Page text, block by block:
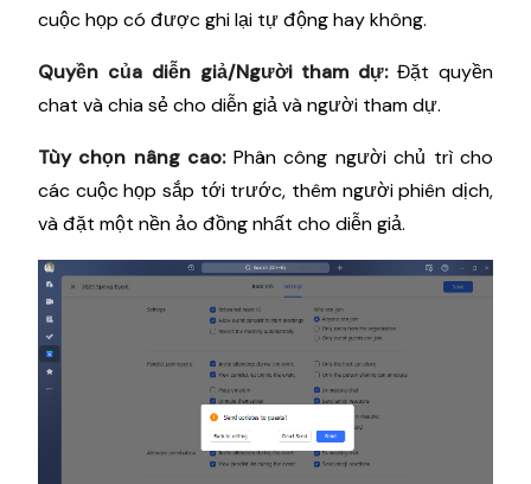
cuộc họp có được ghi lại tự động hay không.
Quyền của diễn giả/Người tham dự:Đặt quyền
chat và chia sẻ cho diễn giả và người tham dự.
Tùy chọn nâng cao:Phân công người chủ trì cho
các cuộc họp sắp tới trước, thêm người phiên dịch,
và đặt một nền ảo đồng nhất cho diễn giả.